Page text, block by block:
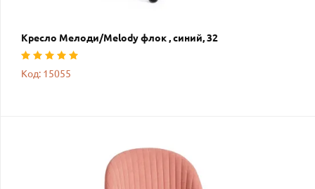
Кресло Мелоди/Melody флок , синий, 32
Код: 15055